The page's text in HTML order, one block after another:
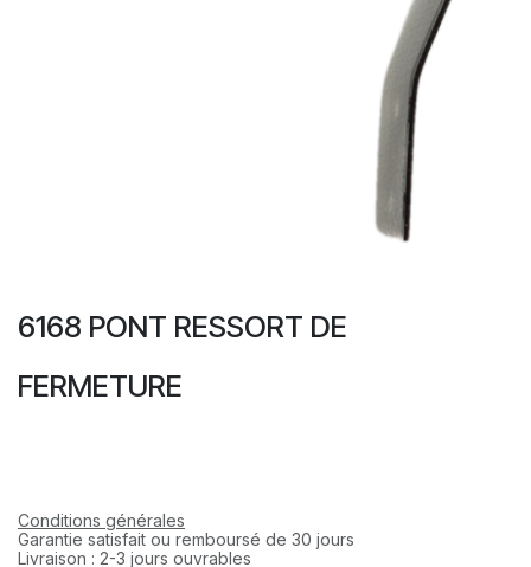
6168 PONT RESSORT DE
FERMETURE
Conditions générales
Garantie satisfait ou remboursé de 30 jours
Livraison : 2-3 jours ouvrables